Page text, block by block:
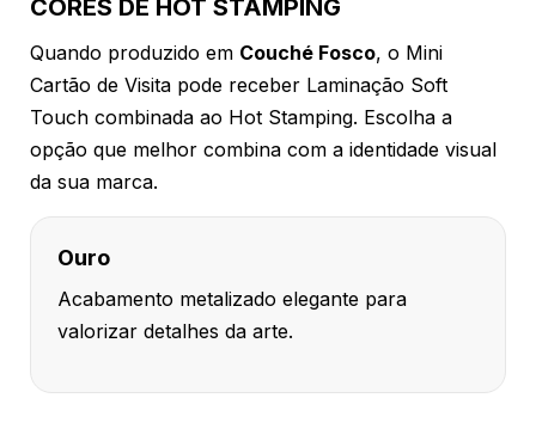
CORES DE HOT STAMPING
Quando produzido em Couché Fosco, o Mini
Cartão de Visita pode receber Laminação Soft
Touch combinada ao Hot Stamping. Escolha a
opção que melhor combina com a identidade visual
da sua marca.
Ouro
Acabamento metalizado elegante para
valorizar detalhes da arte.